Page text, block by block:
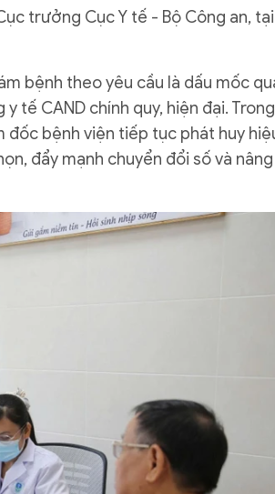
trưởng Cục Y tế - Bộ Công an,
bệnh theo yêu cầu là dấu mốc
tế CAND chính quy, hiện đại. Trong
đốc bệnh viện tiếp tục phát huy
đẩy mạnh chuyển đổi số và nâng